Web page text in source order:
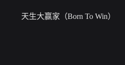
天生大赢家（Born To Win）